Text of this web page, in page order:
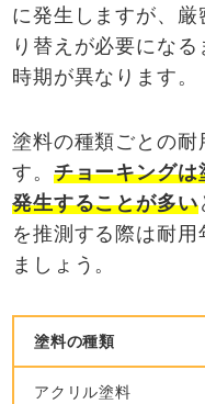
に発生しますが、
り替えが必要にな
時期が異なります。
塗料の種類ごとの
す。 チョーキング
発生することが多い
を推測する際は耐
ましょう。
塗料の種類
アクリル塗料